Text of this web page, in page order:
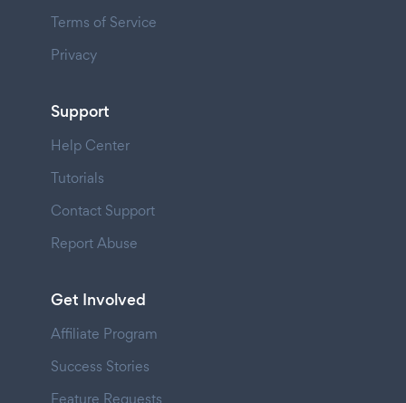
Terms of Service
Privacy
Support
Help Center
Tutorials
Contact Support
Report Abuse
Get Involved
Affiliate Program
Success Stories
Feature Requests